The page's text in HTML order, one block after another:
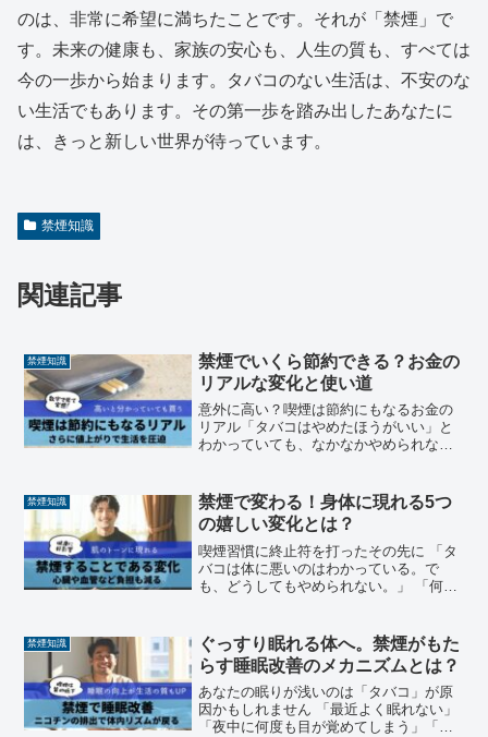
のは、非常に希望に満ちたことです。それが「禁煙」で
す。未来の健康も、家族の安心も、人生の質も、すべては
今の一歩から始まります。タバコのない生活は、不安のな
い生活でもあります。その第一歩を踏み出したあなたに
は、きっと新しい世界が待っています。
禁煙知識
関連記事
禁煙知識
禁煙でいくら節約できる？お金の
リアルな変化と使い道
意外に高い？喫煙は節約にもなるお金の
リアル「タバコはやめたほうがいい」と
わかっていても、なかなかやめられな
代が高い」と感じつつも、日々の習慣と
して吸い続けている方も多い...
禁煙知識
禁煙で変わる！身体に現れる5つ
の嬉しい変化とは？
喫煙習慣に終止符を打ったその先に 「タ
バコは体に悪いのはわかっている。で
も、どうしてもやめられない。」 「何度
度はあるのではないでしょうか。喫煙
は、単なる“習慣”を超...
禁煙知識
ぐっすり眠れる体へ。禁煙がもた
らす睡眠改善のメカニズムとは？
あなたの眠りが浅いのは「タバコ」が原
因かもしれません 「最近よく眠れない」
「夜中に何度も目が覚めてしまう」「朝